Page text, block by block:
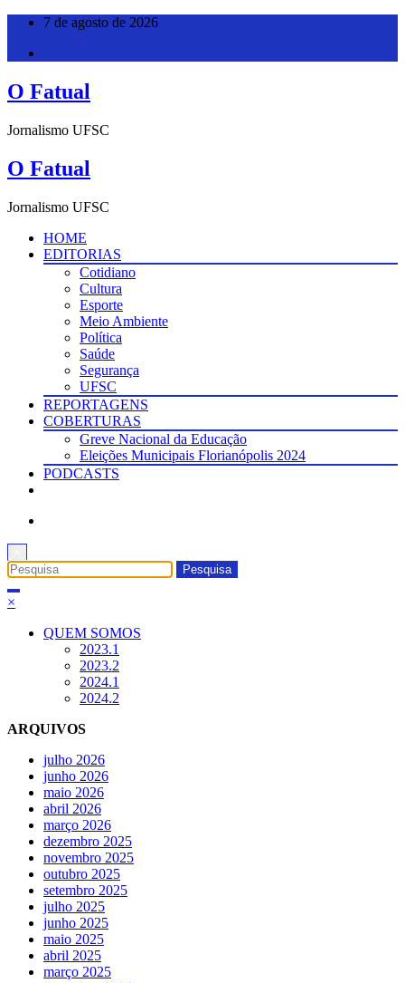
Pular
7 de agosto de 2026
O Fatual
Jornalismo UFSC
O Fatual
Jornalismo UFSC
HOME
EDITORIAS
Cotidiano
Cultura
Esporte
Meio Ambiente
Política
Saúde
Segurança
UFSC
REPORTAGENS
COBERTURAS
Greve Nacional da Educação
Eleições Municipais Florianópolis 2024
PODCASTS
×
QUEM SOMOS
2023.1
2023.2
2024.1
2024.2
ARQUIVOS
julho 2026
junho 2026
maio 2026
abril 2026
março 2026
dezembro 2025
novembro 2025
outubro 2025
setembro 2025
julho 2025
junho 2025
maio 2025
abril 2025
março 2025